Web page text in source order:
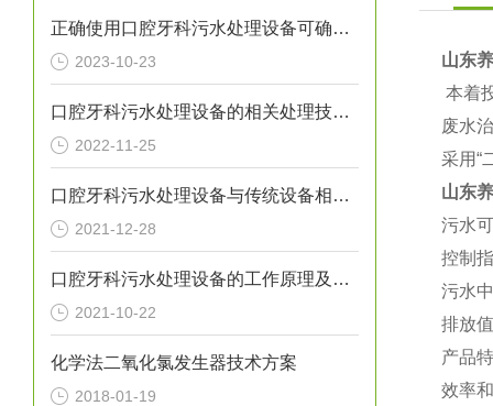
正确使用口腔牙科污水处理设备可确保处理效果
2023-10-23
口腔牙科污水处理设备的相关处理技术介绍
2022-11-25
口腔牙科污水处理设备与传统设备相比的优势介绍
2021-12-28
口腔牙科污水处理设备的工作原理及出故障时需采取的措施介绍
2021-10-22
化学法二氧化氯发生器技术方案
2018-01-19
山东
本着
废水
采用“
山东
污水
控制
污水
排放
产品
效率